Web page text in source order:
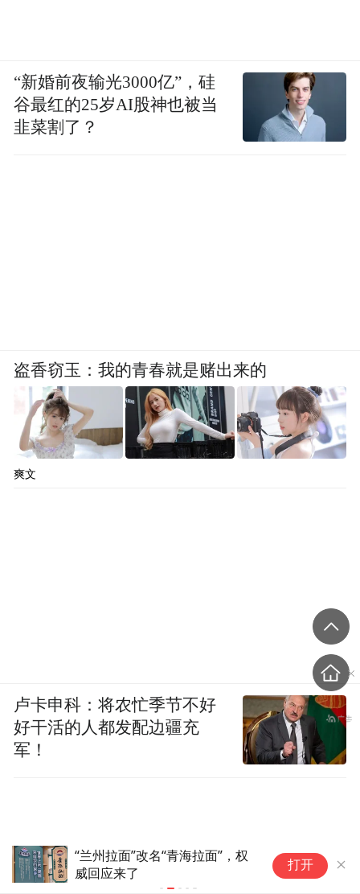
“兰州拉面”改名“青海拉面”，权
威回应来了
打开
“新婚前夜输光3000亿”，硅
谷最红的25岁AI股神也被当
韭菜割了？
盗香窃玉：我的青春就是赌出来的
爽文
卢卡申科：将农忙季节不好
好干活的人都发配边疆充
军！